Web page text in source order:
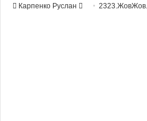
Карпенко Руслан
Send